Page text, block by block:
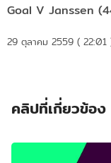
Goal V Janssen
29 ตุลาคม 2559 ( 22:01
คลิปที่เกี่ยวข้อง